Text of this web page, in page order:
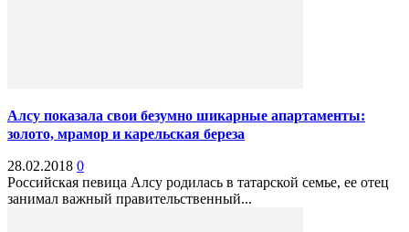
Алсу показала свои безумно шикарные апартаменты:
золото, мрамор и карельская береза
28.02.2018 0
Российская певица Алсу родилась в татарской семье, ее отец
занимал важный правительственный...